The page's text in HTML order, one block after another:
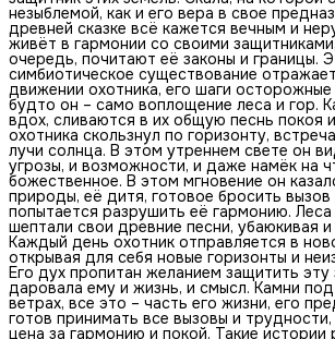
незыблемой, как и его вера в свое
древней сказке всё кажется вечным и
живёт в гармонии со своими
очередь, почитают её законы и границы.
симбиотическое существование
движении охотника, его шаги осторожные
будто он – само воплощение леса и гор.
вдох, сливаются в их общую песнь покоя
охотника скользнул по горизонту,
лучи солнца. В этом утреннем свете он
угрозы, и возможности, и даже намёк на
божественное. В этом мгновение он
природы, её дитя, готовое бросить
попытается разрушить её гармонию. Леса
шептали свои древние песни, убаюкивая
Каждый день охотник отправляется в
открывая для себя новые горизонты и
Его дух пропитан желанием защитить
даровала ему и жизнь, и смысл. Камни под
ветрах, все это – часть его жизни, его
готов принимать все вызовы и трудности,
цена за гармонию и покой. Такие